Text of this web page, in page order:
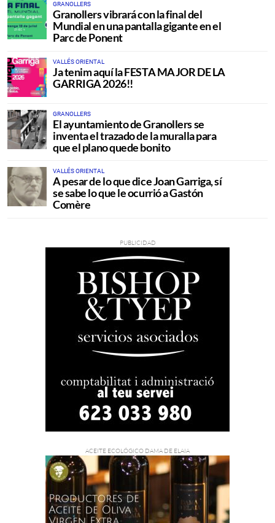
GRANOLLERS
Granollers vibrará con la final del
Mundial en una pantalla gigante en el
Parc de Ponent
VALLÉS ORIENTAL
Ja tenim aquí la FESTA MAJOR DE LA
GARRIGA 2026!!
GRANOLLERS
El ayuntamiento de Granollers se
inventa el trazado de la muralla para
que el plano quede bonito
VALLÉS ORIENTAL
A pesar de lo que dice Joan Garriga, sí
se sabe lo que le ocurrió a Gastón
Comère